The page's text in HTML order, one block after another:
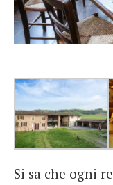
Si sa che ogni